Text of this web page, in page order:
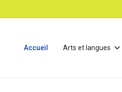
Accueil Arts et langues